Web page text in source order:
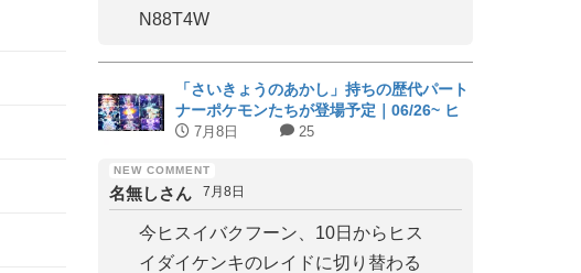
N88T4W
「さいきょうのあかし」持ちの歴代パート
ナーポケモンたちが登場予定｜06/26~ ヒ
スイジュナイパー
7月8日 25
名無しさん 7月8日
今ヒスイバクフーン、10日からヒス
イダイケンキのレイドに切り替わる